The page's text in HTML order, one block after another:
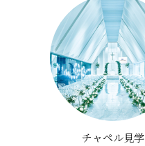
チャペル見学